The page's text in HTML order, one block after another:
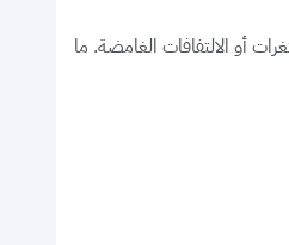
للثغرات أو الالتفافات الغامضة. ما